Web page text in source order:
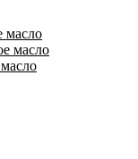
масло
масло